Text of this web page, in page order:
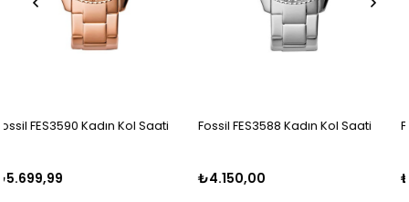
Fossil FES3588 Kadın Kol Saati
₺4.150,00
Fossil AM4509 Kadın Kol
₺3.850,00